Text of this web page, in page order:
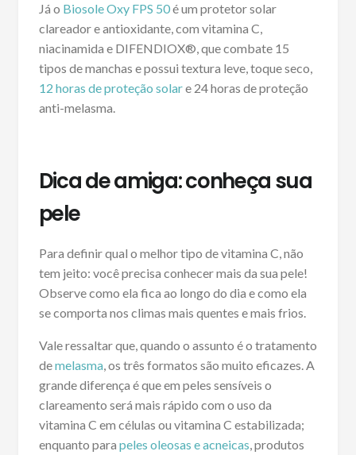
Já o Biosole Oxy FPS 50é um protetor solar
clareador e antioxidante, com vitamina C,
niacinamida e DIFENDIOX®, que combate 15
tipos de manchas e possui textura leve, toque seco,
12 horas de proteção solare 24 horas de proteção
anti-melasma.
Dica de amiga: conheça sua
pele
Para definir qual o melhor tipo de vitamina C, não
tem jeito: você precisa conhecer mais da sua pele!
Observe como ela fica ao longo do dia e como ela
se comporta nos climas mais quentes e mais frios.
Vale ressaltar que, quando o assunto é o tratamento
demelasma, os três formatos são muito eficazes. A
grande diferença é que em peles sensíveis o
clareamento será mais rápido com o uso da
vitamina C em células ou vitamina C estabilizada;
enquanto para peles oleosas e acneicas , produtos